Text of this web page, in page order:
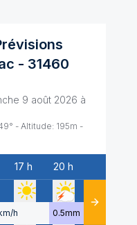
- 31460
9 août 2026 à
° - Altitude: 195m -
17 h 20 h
h 0.5mm Détails